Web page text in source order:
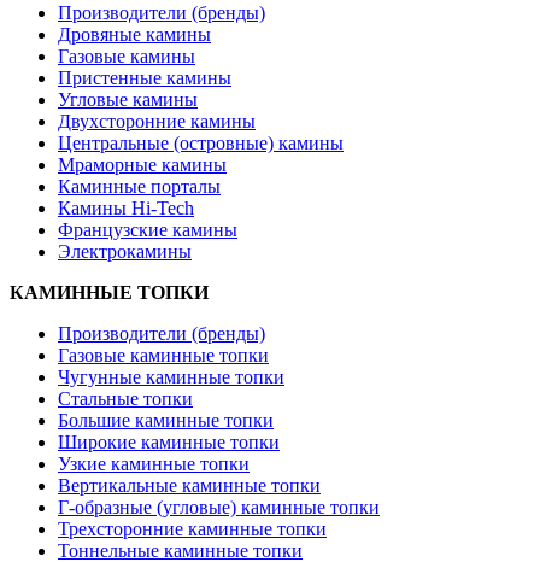
Производители (бренды)
Дровяные камины
Газовые камины
Пристенные камины
Угловые камины
Двухсторонние камины
Центральные (островные) камины
Мраморные камины
Каминные порталы
Камины Hi-Tech
Французские камины
Электрокамины
КАМИННЫЕ ТОПКИ
Производители (бренды)
Газовые каминные топки
Чугунные каминные топки
Стальные топки
Большие каминные топки
Широкие каминные топки
Узкие каминные топки
Вертикальные каминные топки
Г-образные (угловые) каминные топки
Трехсторонние каминные топки
Тоннельные каминные топки